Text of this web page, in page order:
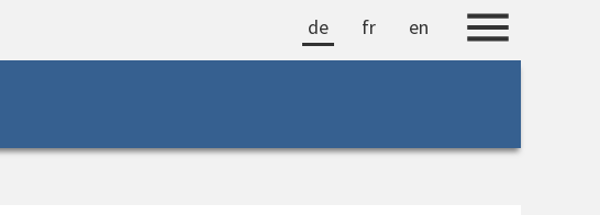
de fr en